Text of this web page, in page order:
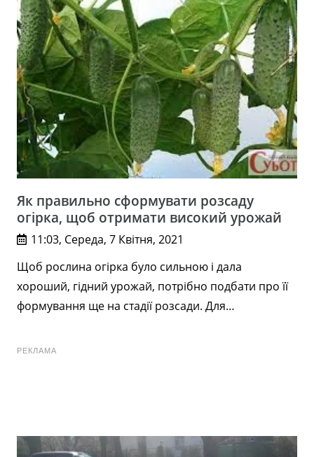
Як правильно сформувати розсаду
огірка, щоб отримати високий урожай
11:03, Середа, 7 Квітня, 2021
Щоб рослина огірка було сильною і дала
хороший, гідний урожай, потрібно подбати про її
формування ще на стадії розсади. Для…
РЕКЛАМА